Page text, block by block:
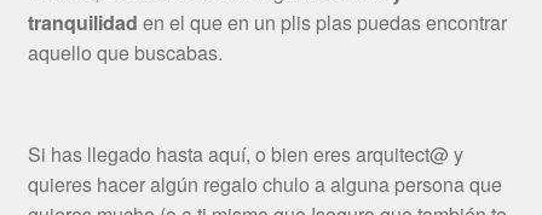
tranquilidad en el que en un plis plas puedas encontrar
aquello que buscabas.
Si has llegado hasta aquí, o bien eres arquitect@ y
quieres hacer algún regalo chulo a alguna persona que